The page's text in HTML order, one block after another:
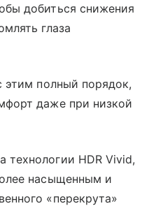
добиться снижения
глаза
этим полный порядок,
даже при низкой
HDR Vivid,
насыщенным и
«перекрута»